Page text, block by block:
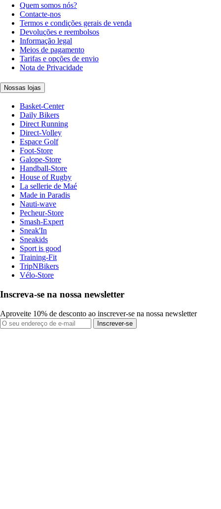
Quem somos nós?
Contacte-nos
Termos e condições gerais de venda
Devoluções e reembolsos
Informação legal
Meios de pagamento
Tarifas e opções de envio
Nota de Privacidade
Nossas lojas
Basket-Center
Daily Bikers
Direct Running
Direct-Volley
Espace Golf
Foot-Store
Galope-Store
Handball-Store
House of Rugby
La sellerie de Maé
Made in Paradis
Nauti-wave
Pecheur-Store
Smash-Expert
Sneak'In
Sneakids
Sport is good
Training-Fit
TripNBikers
Vélo-Store
Inscreva-se na nossa newsletter
Aproveite 10% de desconto ao inscrever-se na nossa newsletter
Inscrever-se